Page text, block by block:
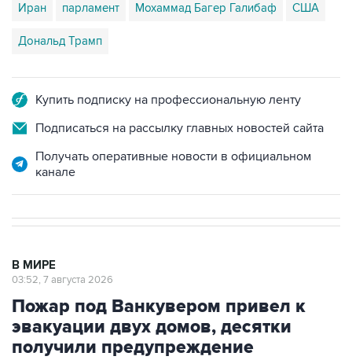
Иран парламент Мохаммад Багер Галибаф США
Дональд Трамп
Купить подписку на профессиональную ленту
Подписаться на рассылку главных новостей сайта
Получать оперативные новости в официальном
канале
В МИРЕ
03:52, 7 августа 2026
Пожар под Ванкувером привел к
эвакуации двух домов, десятки
получили предупреждение